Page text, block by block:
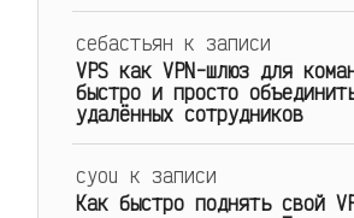
себастьян к записи
VPS как VPN-шлюз для
быстро и просто
удалённых сотрудников
cyou к записи
Как быстро поднять свой